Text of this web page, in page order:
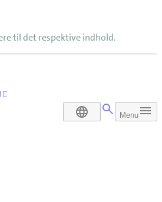
til det respektive indhold.
DA Menu